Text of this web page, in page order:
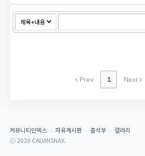
Prev 1 Next
커뮤니티인덱스 자유게시판 출석부
갤러리
ⓒ 2020 CALVINSNAX.